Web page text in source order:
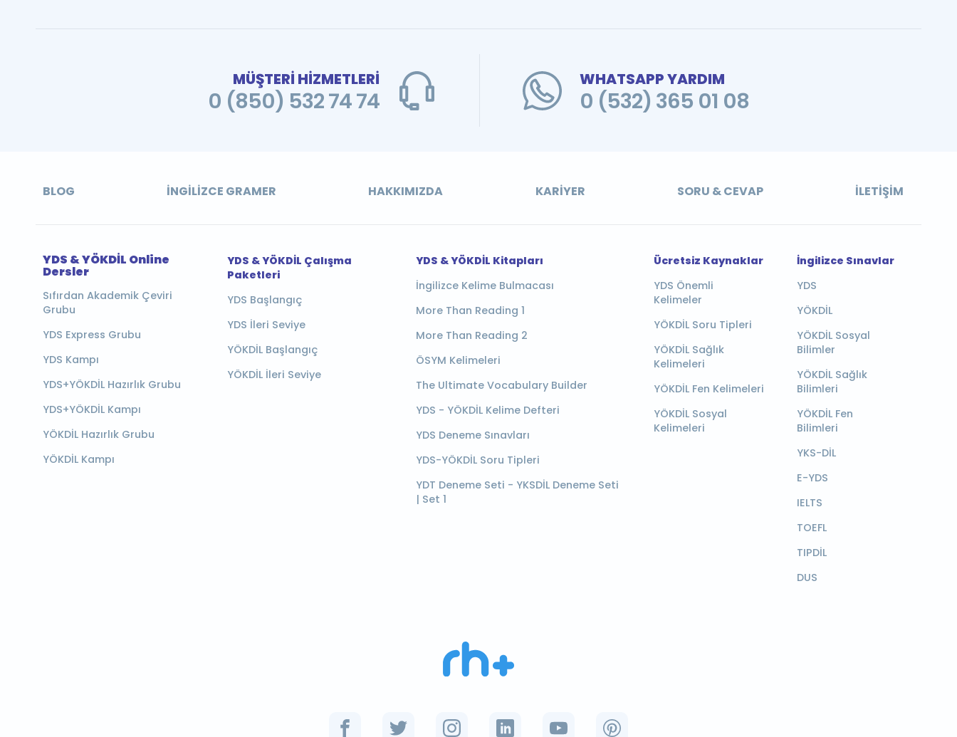
MÜŞTERİ HİZMETLERİ
0 (850) 532 74 74
WHATSAPP YARDIM
0 (532) 365 01 08
BLOG İNGILIZCE GRAMER HAKKIMIZDA KARIYER SORU & CEVAP İLETIŞIM
YDS & YÖKDİL Online
Dersler
Sıfırdan Akademik Çeviri
Grubu
YDS Express Grubu
YDS Kampı
YDS+YÖKDİL Hazırlık Grubu
YDS+YÖKDİL Kampı
YÖKDİL Hazırlık Grubu
YÖKDİL Kampı
YDS & YÖKDİL Çalışma
Paketleri
YDS Başlangıç
YDS İleri Seviye
YÖKDİL Başlangıç
YÖKDİL İleri Seviye
YDS & YÖKDİL Kitapları
İngilizce Kelime Bulmacası
More Than Reading 1
More Than Reading 2
ÖSYM Kelimeleri
The Ultimate Vocabulary Builder
YDS - YÖKDİL Kelime Defteri
YDS Deneme Sınavları
YDS-YÖKDİL Soru Tipleri
YDT Deneme Seti - YKSDİL Deneme Seti
| Set 1
Ücretsiz Kaynaklar
YDS Önemli
Kelimeler
YÖKDİL Soru Tipleri
YÖKDİL Sağlık
Kelimeleri
YÖKDİL Fen Kelimeleri
YÖKDİL Sosyal
Kelimeleri
İngilizce Sınavlar
YDS
YÖKDİL
YÖKDİL Sosyal
Bilimler
YÖKDİL Sağlık
Bilimleri
YÖKDİL Fen
Bilimleri
YKS-DİL
E-YDS
IELTS
TOEFL
TIPDİL
DUS